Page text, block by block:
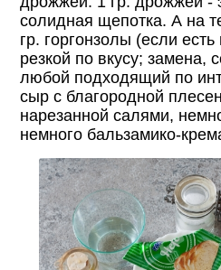
солидная щепотка. А на
гр. горгонзолы (если
резкой по вкусу; замена,
любой подходящий по
сыр с благородной
нарезанной салями,
немного бальзамико-